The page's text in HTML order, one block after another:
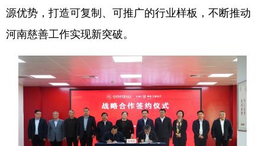
山西
安徽 福建 江西
河南 湖北
湖南 广东 广西
源优势，打造可复制、可推广的行业样板，不断推动
河南慈善工作实现新突破。